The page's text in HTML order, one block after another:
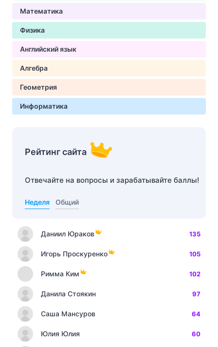
Математика
Физика
Английский язык
Алгебра
Геометрия
Информатика
Рейтинг сайта
Отвечайте на вопросы и зарабатывайте баллы!
Неделя Общий
Даниил Юраков 135
Игорь Проскуренко 105
Римма Ким 102
Данила Стоякин 97
Саша Мансуров 64
Юлия Юлия 60